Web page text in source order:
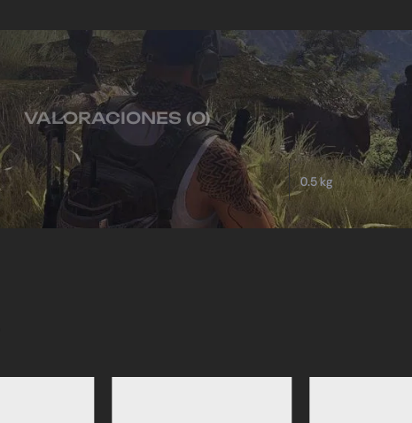
VALORACIONES (0)
0.5 kg